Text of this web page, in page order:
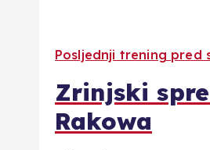
Posljednji trening pred
Zrinjski
Rakowa